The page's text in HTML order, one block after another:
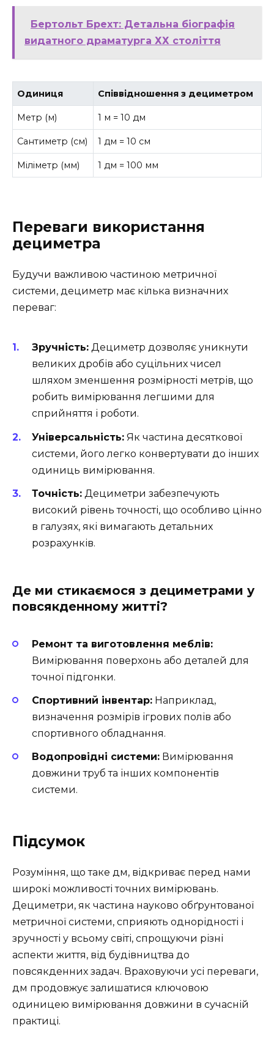
Бертольт Брехт: Детальна біографія
видатного драматурга ХХ століття
Одиниця Співвідношення з дециметром
Метр (м) 1 м = 10 дм
Сантиметр (см) 1 дм = 10 см
Міліметр (мм) 1 дм = 100 мм
Переваги використання
дециметра
Будучи важливою частиною метричної
системи, дециметр має кілька визначних
переваг:
Зручність: Дециметр дозволяє уникнути
великих дробів або суцільних чисел
шляхом зменшення розмірності метрів, що
робить вимірювання легшими для
сприйняття і роботи.
Універсальність: Як частина десяткової
системи, його легко конвертувати до інших
одиниць вимірювання.
Точність: Дециметри забезпечують
високий рівень точності, що особливо цінно
в галузях, які вимагають детальних
розрахунків.
Де ми стикаємося з дециметрами у
повсякденному житті?
Ремонт та виготовлення меблів:
Вимірювання поверхонь або деталей для
точної підгонки.
Спортивний інвентар: Наприклад,
визначення розмірів ігрових полів або
спортивного обладнання.
Водопровідні системи: Вимірювання
довжини труб та інших компонентів
системи.
Підсумок
Розуміння, що таке дм, відкриває перед нами
широкі можливості точних вимірювань.
Дециметри, як частина науково обґрунтованої
метричної системи, сприяють однорідності і
зручності у всьому світі, спрощуючи різні
аспекти життя, від будівництва до
повсякденних задач. Враховуючи усі переваги,
дм продовжує залишатися ключовою
одиницею вимірювання довжини в сучасній
практиці.